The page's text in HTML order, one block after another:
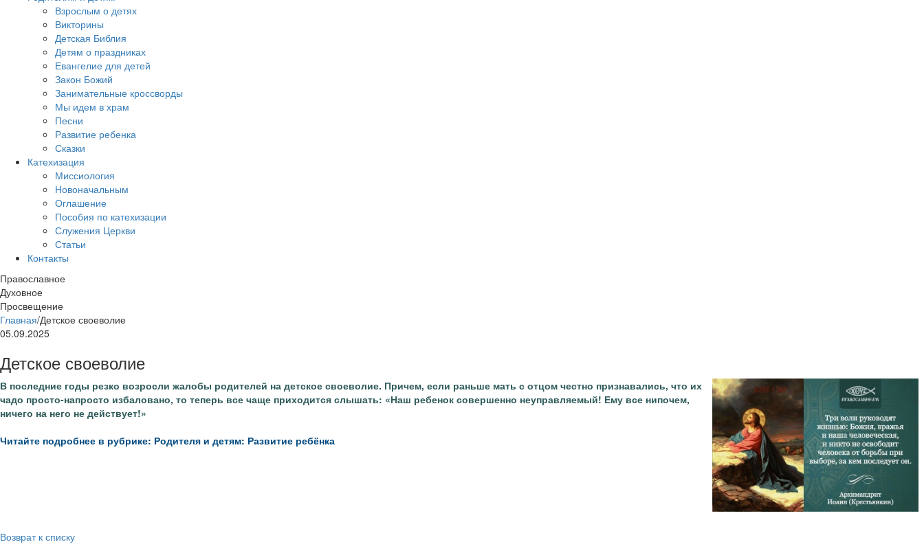
Взрослым о детях
Викторины
Детская Библия
Детям о праздниках
Евангелие для детей
Закон Божий
Занимательные кроссворды
Мы идем в храм
Песни
Развитие ребенка
Сказки
Катехизация
Миссиология
Новоначальным
Оглашение
Пособия по катехизации
Служения Церкви
Статьи
Контакты
Православное
Духовное
Просвещение
Главная/Детское своеволие
05.09.2025
Детское своеволие
В последние годы резко возросли жалобы родителей на детское своеволие. Причем, если раньше мать с отцом честно признавались, что их
чадо просто-напросто избаловано, то теперь все чаще приходится слышать: «Наш ребенок совершенно неуправляемый! Ему все нипочем,
ничего на него не действует!»
Читайте подробнее в рубрике: Родителя и детям: Развитие ребёнка
Возврат к списку